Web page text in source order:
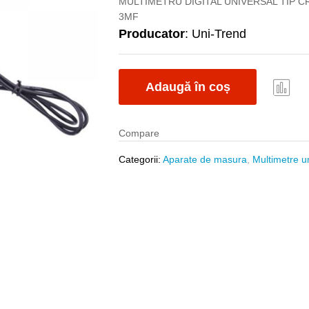
3MF
Producator: Uni-Trend
Adaugă în coș
Compare
Categorii:Aparate de masura Multimetre